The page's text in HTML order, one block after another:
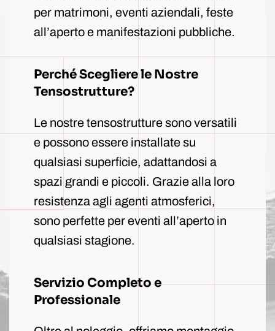
per matrimoni, eventi aziendali, feste
all’aperto e manifestazioni pubbliche.
Perché Scegliere le Nostre
Tensostrutture?
Le nostre tensostrutture sono versatili
e possono essere installate su
qualsiasi superficie, adattandosi a
spazi grandi e piccoli. Grazie alla loro
resistenza agli agenti atmosferici,
sono perfette per eventi all’aperto in
qualsiasi stagione.
Servizio Completo e
Professionale